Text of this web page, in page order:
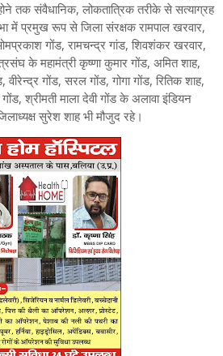
तक संवैधानिक, लोकतात्रिक तरीके से सत्याग्रह
में प्रमुख रूप से जिला संरक्षक रामपाल खरवार,
गोंड, रामचन्द्र गांड, शिवशंकर खरवार,
के महामंत्री कृष्णा कुमार गोंड, अमित शाह,
गोंड, सरल गोंड, गोगा गोंड, रितिक शाह,
श्रीमती माला देवी गोंड के अलावा इंडियन
सुरेश शाह भी मौजुद रहे।